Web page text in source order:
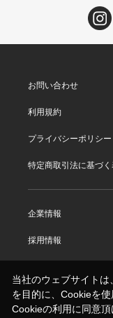
お問い合わせ
利用規約
プライバシーポリシー
特定商取引法に基づ
企業情報
採用情報
©
当社のウェブサイト
を目的に、Cookieを
Cookieの利用に同意頂